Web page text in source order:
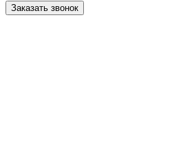
Заказать звонок